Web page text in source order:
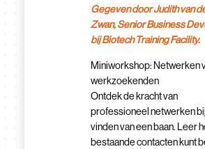
Gegeven door Judith van
Zwan, Senior Business
bij Biotech Training Facility.
Miniworkshop: Netwerken
werkzoekenden
Ontdek de kracht van
professioneel netwerken
vinden van een baan. Leer
bestaande contacten kunt